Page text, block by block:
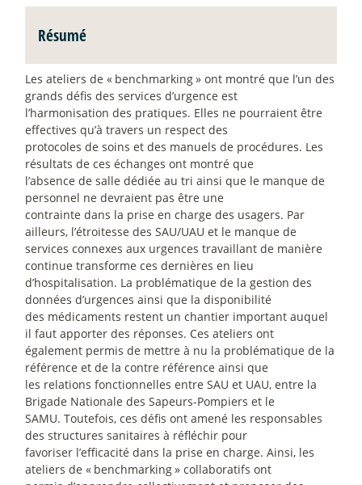
Résumé
Les ateliers de « benchmarking» ont montré que l’un des
grands défis des services d’urgence est
l’harmonisation des pratiques. Elles ne pourraient être
effectives qu’à travers un respect des
protocoles de soins et des manuels de procédures. Les
résultats de ces échanges ont montré que
l’absence de salle dédiée au tri ainsi que le manque de
personnel ne devraient pas être une
contrainte dans la prise en charge des usagers. Par
ailleurs, l’étroitesse des SAU/UAU et le manque de
services connexes aux urgences travaillant de manière
continue transforme ces dernières en lieu
d’hospitalisation. La problématique de la gestion des
données d’urgences ainsi que la disponibilité
des médicaments restent un chantier important auquel
il faut apporter des réponses. Ces ateliers ont
également permis de mettre à nu la problématique de la
référence et de la contre référence ainsi que
les relations fonctionnelles entre SAU et UAU, entre la
Brigade Nationale des Sapeurs-Pompiers et le
SAMU. Toutefois, ces défis ont amené les responsables
des structures sanitaires à réfléchir pour
favoriser l’efficacité dans la prise en charge. Ainsi, les
ateliers de « benchmarking» collaboratifs ont